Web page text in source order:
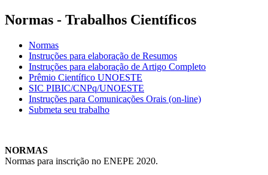
Normas - Trabalhos Científicos
Normas
Instruções para elaboração de Resumos
Instruções para elaboração de Artigo Completo
Prêmio Científico UNOESTE
SIC PIBIC/CNPq/UNOESTE
Instruções para Comunicações Orais (on-line)
Submeta seu trabalho
NORMAS
Normas para inscrição no ENEPE 2020.